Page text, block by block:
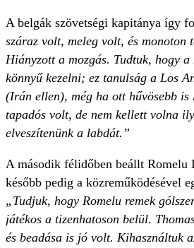
A belgák szövetségi kapitánya így
száraz volt, meleg volt, és monoton
Hiányzott a mozgás. Tudtuk, hogy a
könnyű kezelni; ez tanulság a Los
(Irán ellen), még ha ott hűvösebb is
tapadós volt, de nem kellett volna
elveszítenünk a labdát.”
A második félidőben beállt Romelu
később pedig a közreműködésével
„Tudjuk, hogy Romelu remek
játékos a tizenhatoson belül.
és beadása is jó volt. Kihasználtuk